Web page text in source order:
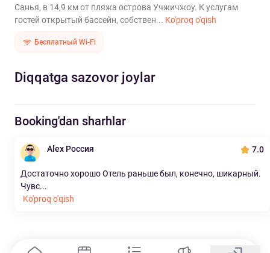
Санья, в 14,9 км от пляжа острова Учжичжоу. К услугам
гостей открытый бассейн, собствен... Ko'proq o'qish
Бесплатный Wi-Fi
Diqqatga sazovor joylar
Booking'dan sharhlar
Alex Россия 7.0
Достаточно хорошо Отель раньше был, конечно, шикарный.
Чувс...
Ko'proq o'qish